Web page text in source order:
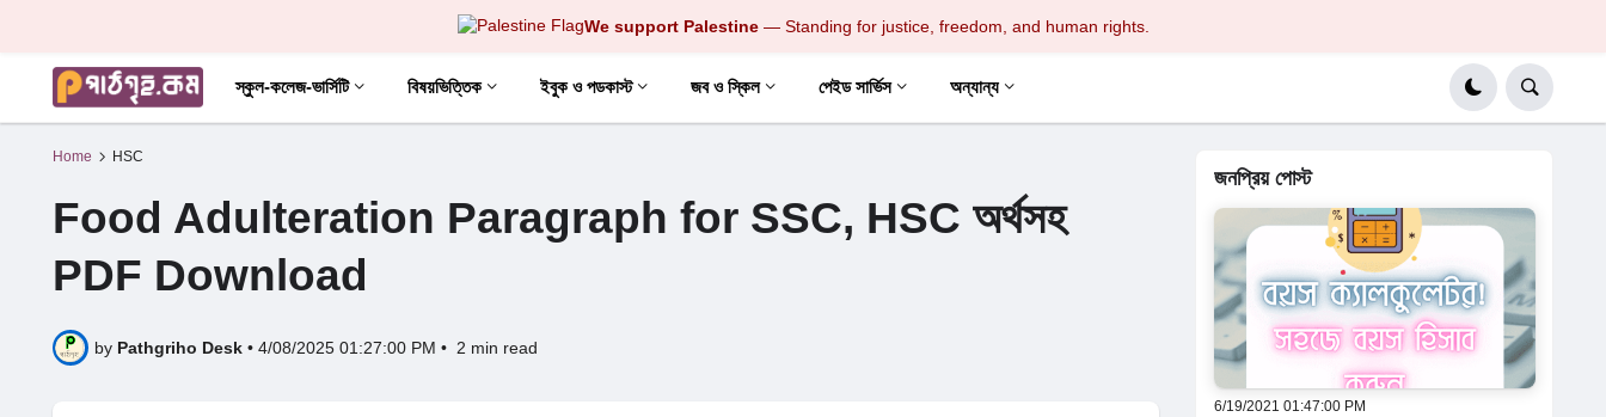
We support Palestine— Standing for justice, freedom, and human rights.
স্কুল-কলেজ-ভার্সিটি বিষয়ভিত্তিক ইবুক ও পডকাস্ট জব ও স্কিল পেইড সার্ভিস অন্যান্য
Home HSC
Food Adulteration Paragraph for SSC, HSC অর্থসহ
PDF Download
by Pathgriho Desk • 4/08/2025 01:27:00 PM • 2 min read
জনপ্রিয় পোস্ট
6/19/2021 01:47:00 PM